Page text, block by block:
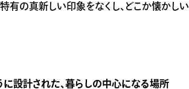
有の真新しい印象をなくし、どこか懐かしい
に設計された、暮らしの中心になる場所